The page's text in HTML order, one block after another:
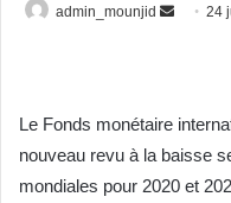
admin_mounjid
Envoyer
24
Le Fonds monétaire
nouveau revu à la baisse
mondiales pour 2020 et